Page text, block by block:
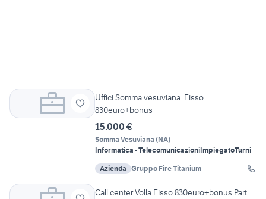
Uffici Somma vesuviana. Fisso
830euro+bonus
15.000 €
Somma Vesuviana (NA)
Informatica - TelecomunicazioniImpiegatoTurni
Azienda Gruppo Fire Titanium
Call center Volla.Fisso 830euro+bonus Part